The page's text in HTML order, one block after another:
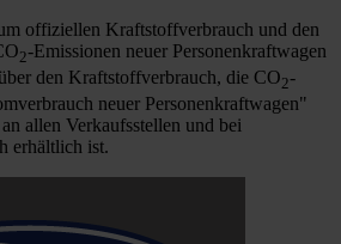
offiziellen Kraftstoffverbrauch und den
2-Emissionen neuer Personenkraftwagen
den Kraftstoffverbrauch, die CO2-
neuer Personenkraftwagen"
allen Verkaufsstellen und bei
erhältlich ist.